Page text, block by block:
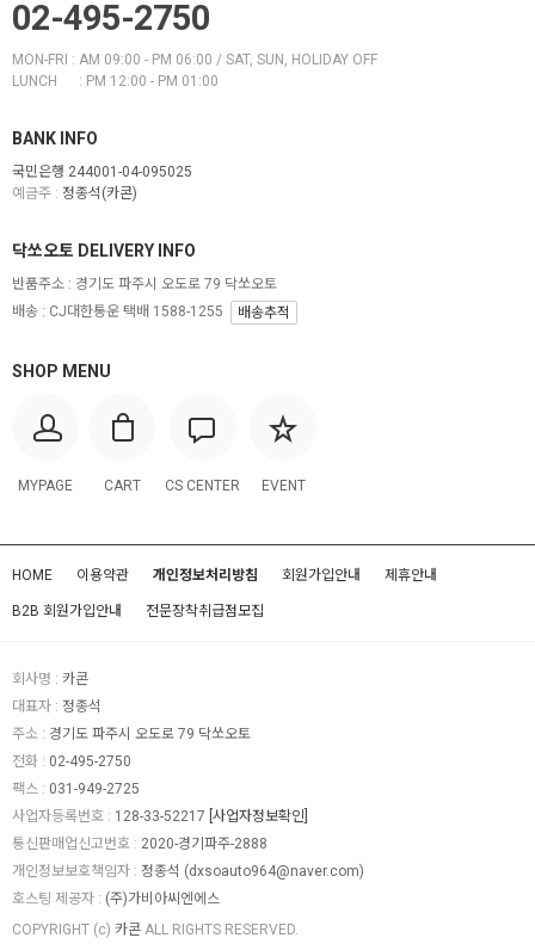
02-495-2750
MON-FRI : AM 09:00 - PM 06:00 / SAT, SUN, HOLIDAY OFF
LUNCH : PM 12:00 - PM 01:00
BANK INFO
국민은행 244001-04-095025
예금주 : 정종석(카콘)
SHOP MENU
MYPAGE CART CS CENTER EVENT
닥쏘오토 DELIVERY INFO
반품주소 : 경기도 파주시 오도로 79 닥쏘오토
배송 : CJ대한통운 택배 1588-1255
배송추적
HOME 이용약관 개인정보처리방침 회원가입안내 제휴안내
B2B 회원가입안내 전문장착취급점모집
회사명 : 카콘
대표자 : 정종석
주소 : 경기도 파주시 오도로 79 닥쏘오토
전화 : 02-495-2750
팩스 : 031-949-2725
사업자등록번호 : 128-33-52217 [사업자정보확인]
통신판매업신고번호 : 2020-경기파주-2888
개인정보보호책임자 : 정종석 (dxsoauto964@naver.com)
호스팅 제공자 : (주)가비아씨엔에스
COPYRIGHT (c) 카콘 ALL RIGHTS RESERVED.